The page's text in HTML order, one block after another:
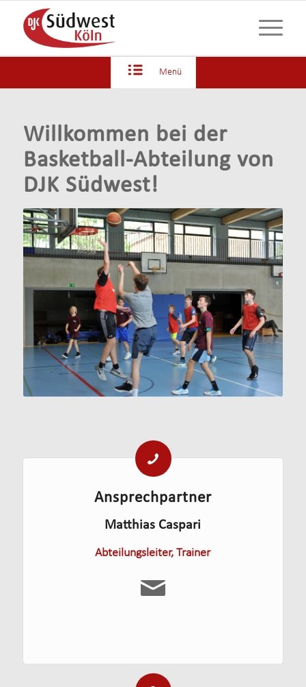
Menü
Willkommen bei der
Basketball-Abteilung von
DJK Südwest!
Ansprechpartner
Matthias Caspari
Abteilungsleiter, Trainer